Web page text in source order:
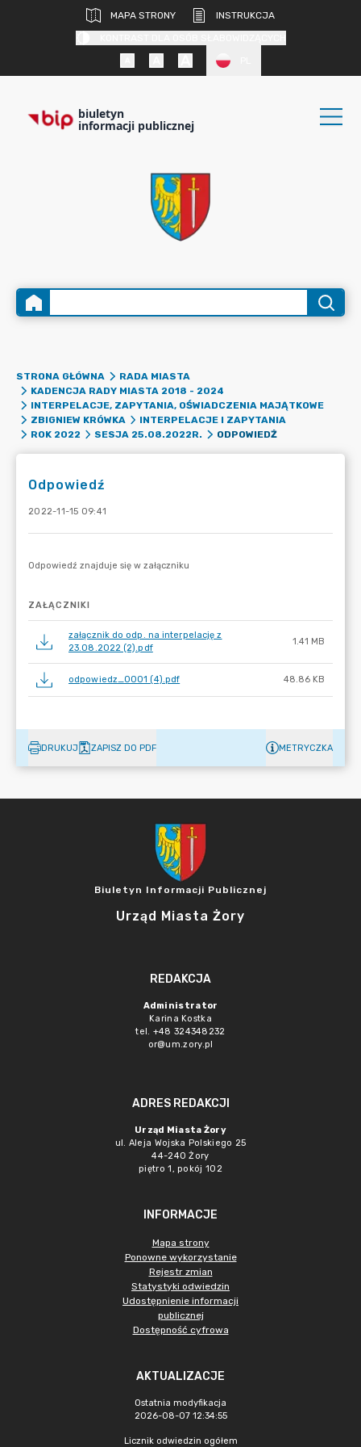
MAPA STRONY
INSTRUKCJA
biuletyn
informacji publicznej
STRONA GŁÓWNA
RADA MIASTA
KADENCJA RADY MIASTA 2018 - 2024
INTERPELACJE, ZAPYTANIA, OŚWIADCZENIA MAJĄTKOWE
ZBIGNIEW KRÓWKA
INTERPELACJE I ZAPYTANIA
ROK 2022
SESJA 25.08.2022R. ODPOWIEDŹ
Odpowiedź
2022-11-15 09:41
ZAŁĄCZNIKI
załącznik do odp. na interpelację z
23.08.2022 (2).pdf
1.41 MB
odpowiedz_0001 (4).pdf 48.86 KB
DRUKUJ ZAPISZ DO PDF METRYCZKA
Biuletyn Informacji Publicznej
Urząd Miasta Żory
REDAKCJA
Administrator
Karina Kostka
tel. +48 324348232
or@um.zory.pl
ADRES REDAKCJI
Urząd Miasta Żory
ul. Aleja Wojska Polskiego 25
44-240 Żory
piętro 1, pokój 102
INFORMACJE
Mapa strony
Ponowne wykorzystanie
Rejestr zmian
Statystyki odwiedzin
Udostępnienie informacji
publicznej
Dostępność cyfrowa
AKTUALIZACJE
Ostatnia modyfikacja
2026-08-07 12:34:55
Licznik odwiedzin ogółem